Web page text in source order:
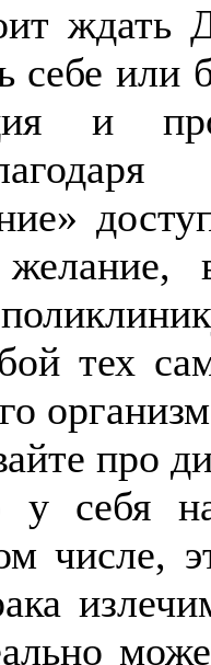
ждать
себе или
и
тех
про
у себя
числе,